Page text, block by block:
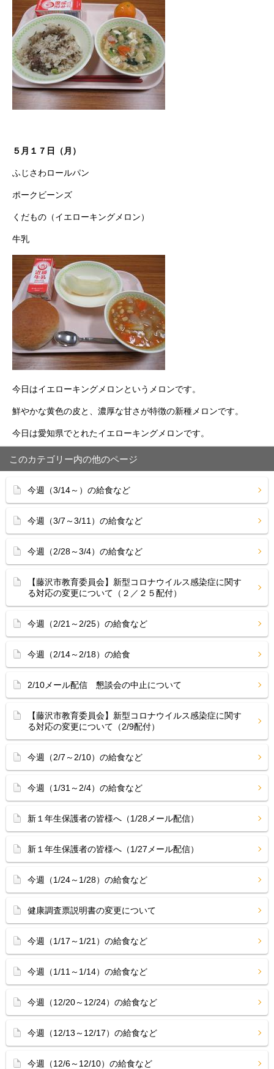
５月１７日（月）
ふじさわロールパン
ポークビーンズ
くだもの（イエローキングメロン）
牛乳
今日はイエローキングメロンというメロンです。
鮮やかな黄色の皮と、濃厚な甘さが特徴の新種メロンです。
今日は愛知県でとれたイエローキングメロンです。
このカテゴリー内の他のページ
今週（3/14～）の給食など
今週（3/7～3/11）の給食など
今週（2/28～3/4）の給食など
【藤沢市教育委員会】新型コロナウイルス感染症に関す
る対応の変更について（２／２５配付）
今週（2/21～2/25）の給食など
今週（2/14～2/18）の給食
2/10メール配信 懇談会の中止について
【藤沢市教育委員会】新型コロナウイルス感染症に関す
る対応の変更について（2/9配付）
今週（2/7～2/10）の給食など
今週（1/31～2/4）の給食など
新１年生保護者の皆様へ（1/28メール配信）
新１年生保護者の皆様へ（1/27メール配信）
今週（1/24～1/28）の給食など
健康調査票説明書の変更について
今週（1/17～1/21）の給食など
今週（1/11～1/14）の給食など
今週（12/20～12/24）の給食など
今週（12/13～12/17）の給食など
今週（12/6～12/10）の給食など